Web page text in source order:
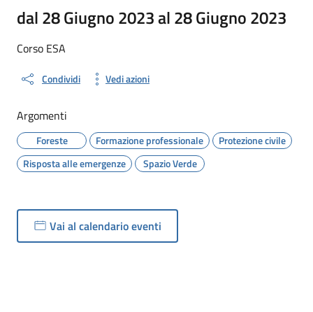
dal 28 Giugno 2023 al 28 Giugno 2023
Corso ESA
Condividi Vedi azioni
Argomenti
Foreste Formazione professionale
Protezione civile
Risposta alle emergenze
Spazio Verde
Vai al calendario eventi